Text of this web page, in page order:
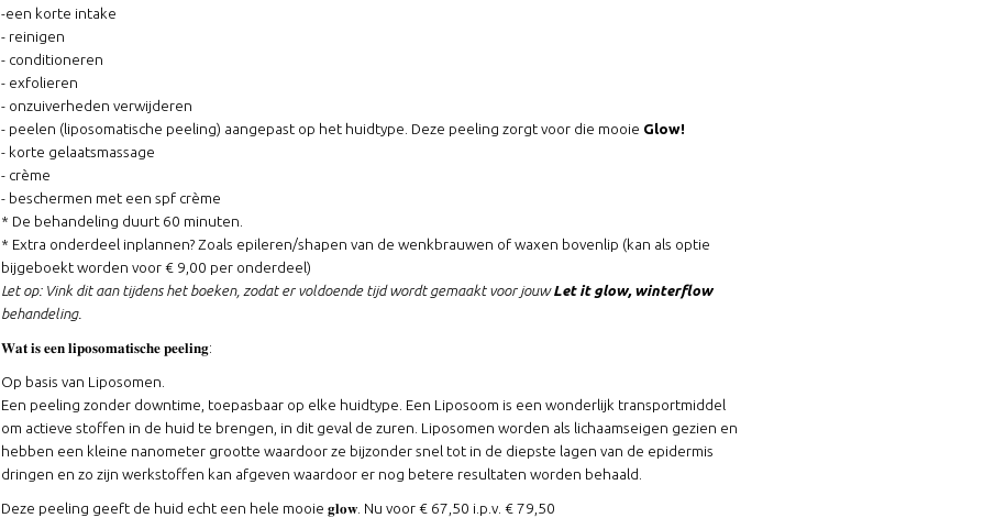
-een korte intake
- reinigen
- conditioneren
- exfolieren
- onzuiverheden verwijderen
- peelen (liposomatische peeling) aangepast op het huidtype. Deze peeling zorgt voor die mooie Glow!
- korte gelaatsmassage
- crème
- beschermen met een spf crème
* De behandeling duurt 60 minuten.
* Extra onderdeel inplannen? Zoals epileren/shapen van de wenkbrauwen of waxen bovenlip (kan als optie
bijgeboekt worden voor € 9,00 per onderdeel)
Let op: Vink dit aan tijdens het boeken, zodat er voldoende tijd wordt gemaakt voor jouwLet it glow, winterflow
behandeling.
𝐖𝐚𝐭 𝐢𝐬 𝐞𝐞𝐧 𝐥𝐢𝐩𝐨𝐬𝐨𝐦𝐚𝐭𝐢𝐬𝐜𝐡𝐞 𝐩𝐞𝐞𝐥𝐢𝐧𝐠:
Op basis van Liposomen.
Een peeling zonder downtime, toepasbaar op elke huidtype. Een Liposoom is een wonderlijk transportmiddel
om actieve stoffen in de huid te brengen, in dit geval de zuren. Liposomen worden als lichaamseigen gezien en
hebben een kleine nanometer grootte waardoor ze bijzonder snel tot in de diepste lagen van de epidermis
dringen en zo zijn werkstoffen kan afgeven waardoor er nog betere resultaten worden behaald.
Deze peeling geeft de huid echt een hele mooie 𝐠𝐥𝐨𝐰. Nu voor € 67,50 i.p.v. € 79,50